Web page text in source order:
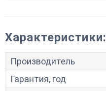
Характеристики:
Производитель
Гарантия, год